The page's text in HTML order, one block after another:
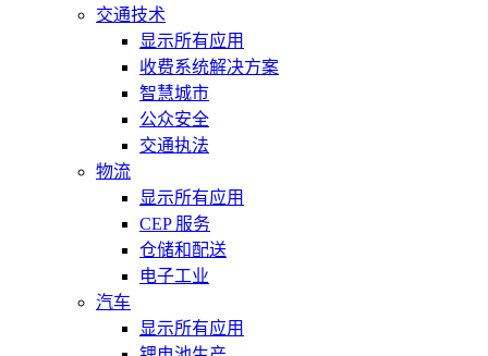
交通技术
显示所有应用
收费系统解决方案
智慧城市
公众安全
交通执法
物流
显示所有应用
CEP 服务
仓储和配送
电子工业
汽车
显示所有应用